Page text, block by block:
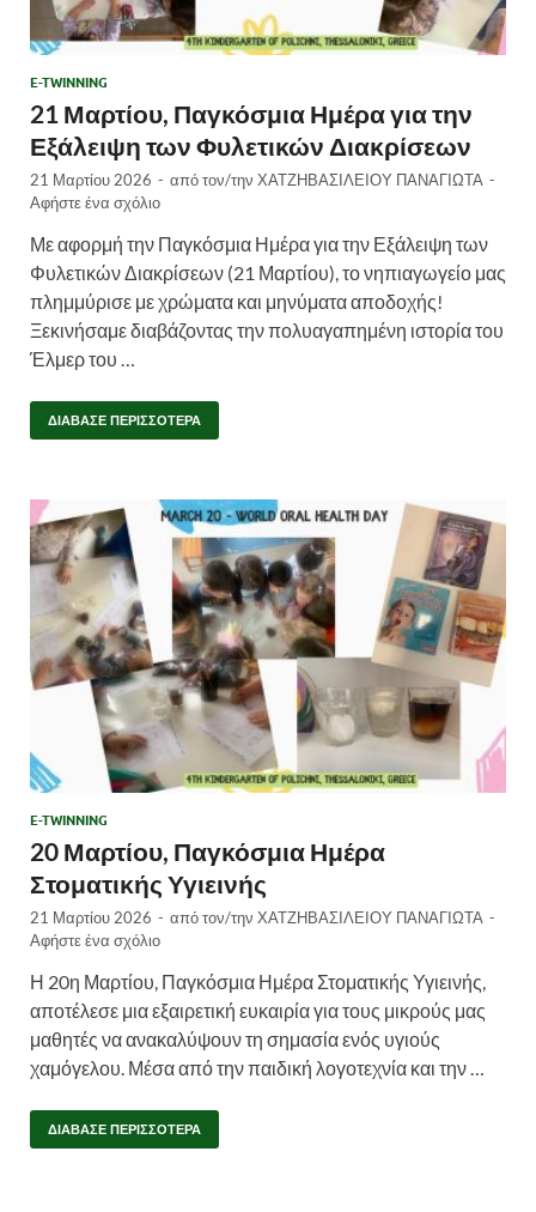
E-TWINNING
21 Μαρτίου, Παγκόσμια Ημέρα για την
Εξάλειψη των Φυλετικών Διακρίσεων
21 Μαρτίου 2026 - από τον/την ΧΑΤΖΗΒΑΣΙΛΕΙΟΥ ΠΑΝΑΓΙΩΤΑ -
Αφήστε ένα σχόλιο
Με αφορμή την Παγκόσμια Ημέρα για την Εξάλειψη των
Φυλετικών Διακρίσεων (21 Μαρτίου), το νηπιαγωγείο μας
πλημμύρισε με χρώματα και μηνύματα αποδοχής!
Ξεκινήσαμε διαβάζοντας την πολυαγαπημένη ιστορία του
Έλμερ του …
ΔΙΆΒΑΣΕ ΠΕΡΙΣΣΌΤΕΡΑ
E-TWINNING
20 Μαρτίου, Παγκόσμια Ημέρα
Στοματικής Υγιεινής
21 Μαρτίου 2026 - από τον/την ΧΑΤΖΗΒΑΣΙΛΕΙΟΥ ΠΑΝΑΓΙΩΤΑ -
Αφήστε ένα σχόλιο
Η 20η Μαρτίου, Παγκόσμια Ημέρα Στοματικής Υγιεινής,
αποτέλεσε μια εξαιρετική ευκαιρία για τους μικρούς μας
μαθητές να ανακαλύψουν τη σημασία ενός υγιούς
χαμόγελου. Μέσα από την παιδική λογοτεχνία και την …
ΔΙΆΒΑΣΕ ΠΕΡΙΣΣΌΤΕΡΑ